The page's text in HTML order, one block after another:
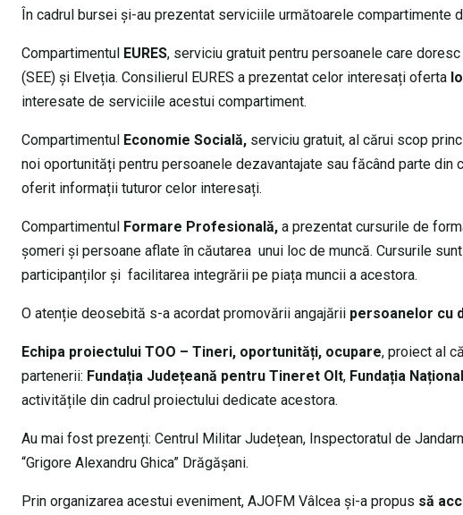
În cadrul bursei și-au prezentat serviciile următoarele compartimente
Compartimentul EURES, serviciu gratuit pentru persoanele care
(SEE) și Elveția. Consilierul EURES a prezentat celor interesați oferta
interesate de serviciile acestui compartiment.
Compartimentul Economie Socială, serviciu gratuit, al cărui scop
noi oportunități pentru persoanele dezavantajate sau făcând parte
oferit informații tuturor celor interesați.
Compartimentul Formare Profesională, a prezentat cursurile de
șomeri și persoane aflate în căutarea unui loc de muncă. Cursurile
participanților și facilitarea integrării pe piața muncii a acestora.
O atenție deosebită s-a acordat promovării angajării persoanelor cu
Echipa proiectului TOO – Tineri, oportunități, ocupare, proiect al
partenerii: Fundația Județeană pentru Tineret Olt, Fundația
activitățile din cadrul proiectului dedicate acestora.
Au mai fost prezenți: Centrul Militar Județean, Inspectoratul de
“Grigore Alexandru Ghica” Drăgășani.
Prin organizarea acestui eveniment, AJOFM Vâlcea și-a propus să